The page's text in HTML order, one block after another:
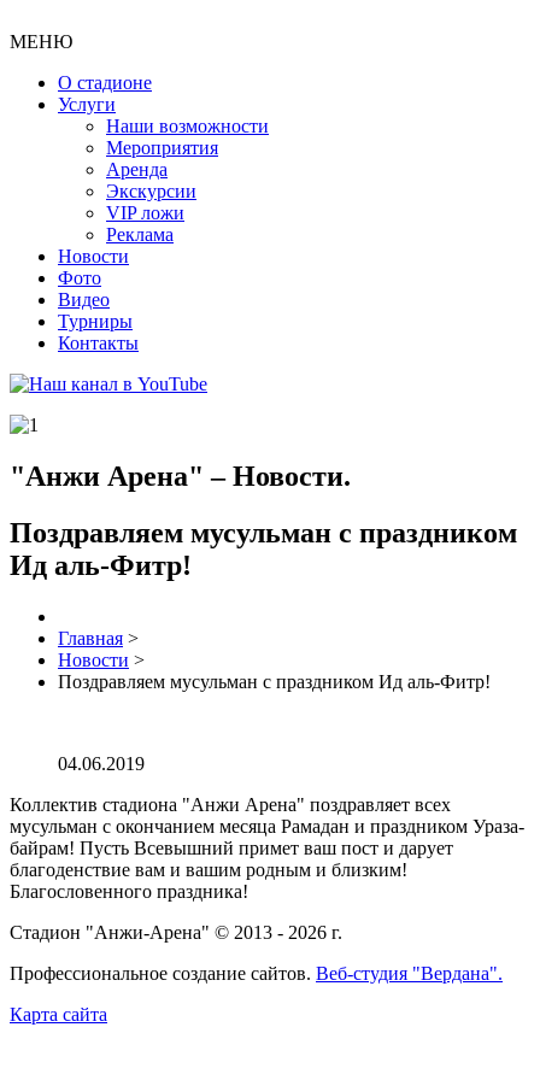
МЕНЮ
О стадионе
Услуги
Наши возможности
Мероприятия
Аренда
Экскурсии
VIP ложи
Реклама
Новости
Фото
Видео
Турниры
Контакты
"Анжи Арена" – Новости.
Поздравляем мусульман с праздником
Ид аль-Фитр!
Главная >
Новости >
Поздравляем мусульман с праздником Ид аль-Фитр!
04.06.2019
Коллектив стадиона "Анжи Арена" поздравляет всех
мусульман с окончанием месяца Рамадан и праздником Ураза-
байрам! Пусть Всевышний примет ваш пост и дарует
благоденствие вам и вашим родным и близким!
Благословенного праздника!
Стадион "Анжи-Арена" © 2013 - 2026 г.
Профессиональное создание сайтов. Веб-студия "Вердана".
Карта сайта